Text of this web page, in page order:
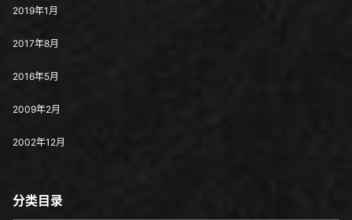
2019年1月
2017年8月
2016年5月
2009年2月
2002年12月
分类目录